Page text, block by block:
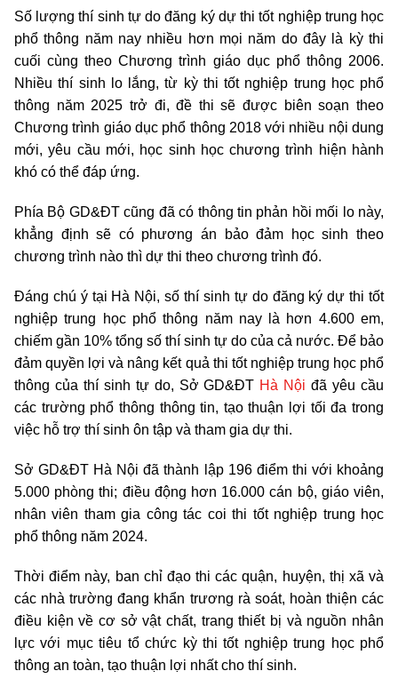
Số lượng thí sinh tự do đăng ký dự thi tốt nghiệp trung học
phổ thông năm nay nhiều hơn mọi năm do đây là kỳ thi
cuối cùng theo Chương trình giáo dục phổ thông 2006.
Nhiều thí sinh lo lắng, từ kỳ thi tốt nghiệp trung học phổ
thông năm 2025 trở đi, đề thi sẽ được biên soạn theo
Chương trình giáo dục phổ thông 2018 với nhiều nội dung
mới, yêu cầu mới, học sinh học chương trình hiện hành
khó có thể đáp ứng.
Phía Bộ GD&ĐT cũng đã có thông tin phản hồi mối lo này,
khẳng định sẽ có phương án bảo đảm học sinh theo
chương trình nào thì dự thi theo chương trình đó.
Đáng chú ý tại Hà Nội, số thí sinh tự do đăng ký dự thi tốt
nghiệp trung học phổ thông năm nay là hơn 4.600 em,
chiếm gần 10% tổng số thí sinh tự do của cả nước. Để bảo
đảm quyền lợi và nâng kết quả thi tốt nghiệp trung học phổ
thông của thí sinh tự do, Sở GD&ĐT Hà Nội đã yêu cầu
các trường phổ thông thông tin, tạo thuận lợi tối đa trong
việc hỗ trợ thí sinh ôn tập và tham gia dự thi.
Sở GD&ĐT Hà Nội đã thành lập 196 điểm thi với khoảng
5.000 phòng thi; điều động hơn 16.000 cán bộ, giáo viên,
nhân viên tham gia công tác coi thi tốt nghiệp trung học
phổ thông năm 2024.
Thời điểm này, ban chỉ đạo thi các quận, huyện, thị xã và
các nhà trường đang khẩn trương rà soát, hoàn thiện các
điều kiện về cơ sở vật chất, trang thiết bị và nguồn nhân
lực với mục tiêu tổ chức kỳ thi tốt nghiệp trung học phổ
thông an toàn, tạo thuận lợi nhất cho thí sinh.